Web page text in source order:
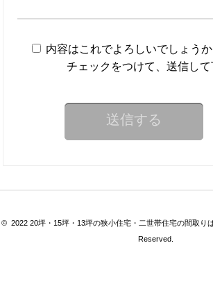
内容はこれでよろしいでしょう
チェックをつけて、送信して
© 2022 20坪・15坪・13坪の狭小住宅・二世帯住宅の間取り
Reserved.